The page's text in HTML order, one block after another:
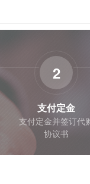
2
支付定金
支付定金并签订代
协议书